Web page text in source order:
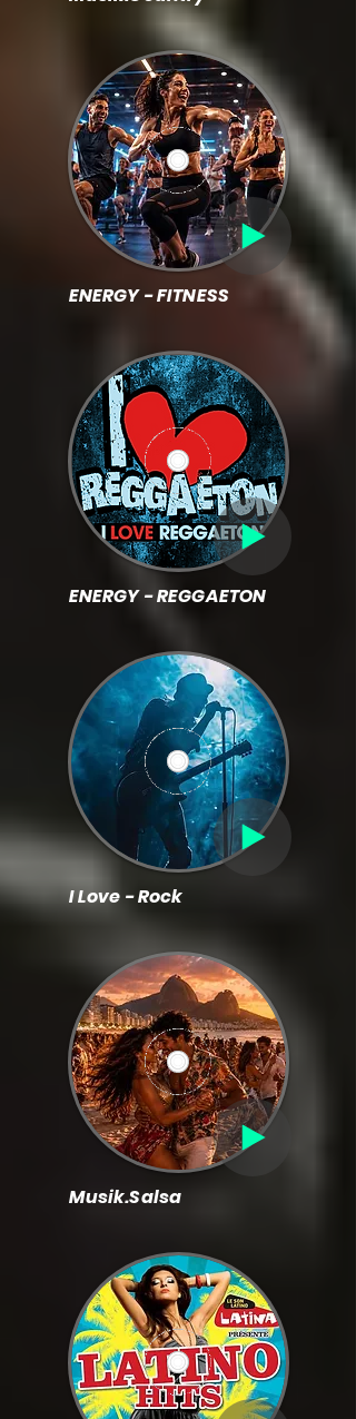
ENERGY - FITNESS
ENERGY - REGGAETON
I Love - Rock
Musik.Salsa